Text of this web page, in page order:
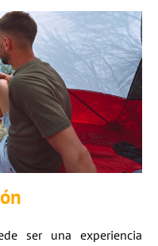
ser una experiencia